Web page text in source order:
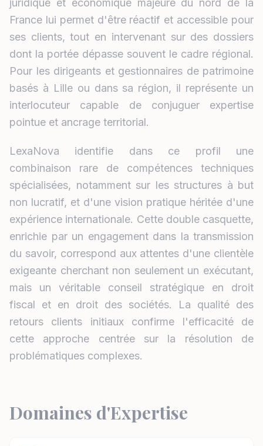
juridique et économique majeure du nord de la
France lui permet d'être réactif et accessible pour
ses clients, tout en intervenant sur des dossiers
dont la portée dépasse souvent le cadre régional.
Pour les dirigeants et gestionnaires de patrimoine
basés à Lille ou dans sa région, il représente un
interlocuteur capable de conjuguer expertise
pointue et ancrage territorial.
LexaNova identifie dans ce profil une
combinaison rare de compétences techniques
spécialisées, notamment sur les structures à but
non lucratif, et d'une vision pratique héritée d'une
expérience internationale. Cette double casquette,
enrichie par un engagement dans la transmission
du savoir, correspond aux attentes d'une clientèle
exigeante cherchant non seulement un exécutant,
mais un véritable conseil stratégique en droit
fiscal et en droit des sociétés. La qualité des
retours clients initiaux confirme l'efficacité de
cette approche centrée sur la résolution de
problématiques complexes.
Domaines d'Expertise